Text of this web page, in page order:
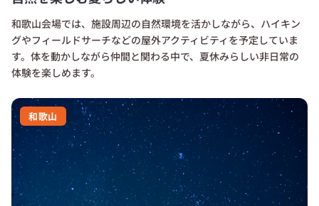
和歌山会場では、施設周辺の自然環境を活かしながら、ハイキン
グやフィールドサーチなどの屋外アクティビティを予定していま
す。体を動かしながら仲間と関わる中で、夏休みらしい非日常の
体験を楽しめます。
和歌山